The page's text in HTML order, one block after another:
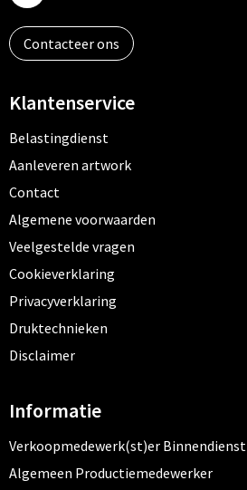
Contacteer ons
Klantenservice
Belastingdienst
Aanleveren artwork
Contact
Algemene voorwaarden
Veelgestelde vragen
Cookieverklaring
Privacyverklaring
Druktechnieken
Disclaimer
Informatie
Verkoopmedewerk(st)er Binnendienst
Algemeen Productiemedewerker